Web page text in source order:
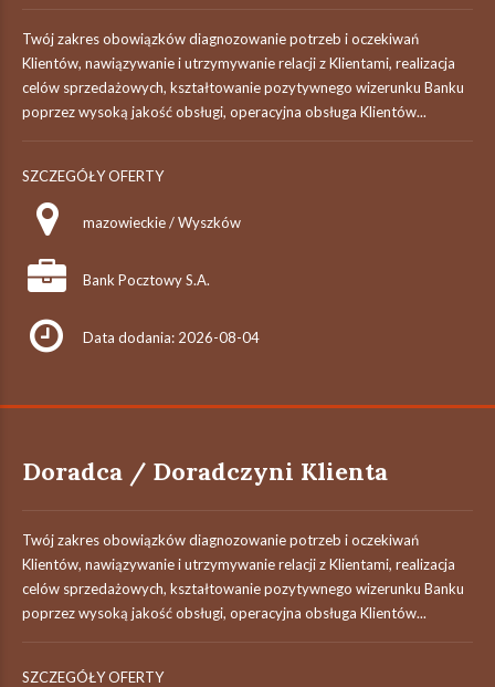
Twój zakres obowiązków diagnozowanie potrzeb i oczekiwań
Klientów, nawiązywanie i utrzymywanie relacji z Klientami, realizacja
celów sprzedażowych, kształtowanie pozytywnego wizerunku Banku
poprzez wysoką jakość obsługi, operacyjna obsługa Klientów...
SZCZEGÓŁY OFERTY
mazowieckie / Wyszków
Bank Pocztowy S.A.
Data dodania: 2026-08-04
Doradca / Doradczyni Klienta
Twój zakres obowiązków diagnozowanie potrzeb i oczekiwań
Klientów, nawiązywanie i utrzymywanie relacji z Klientami, realizacja
celów sprzedażowych, kształtowanie pozytywnego wizerunku Banku
poprzez wysoką jakość obsługi, operacyjna obsługa Klientów...
SZCZEGÓŁY OFERTY